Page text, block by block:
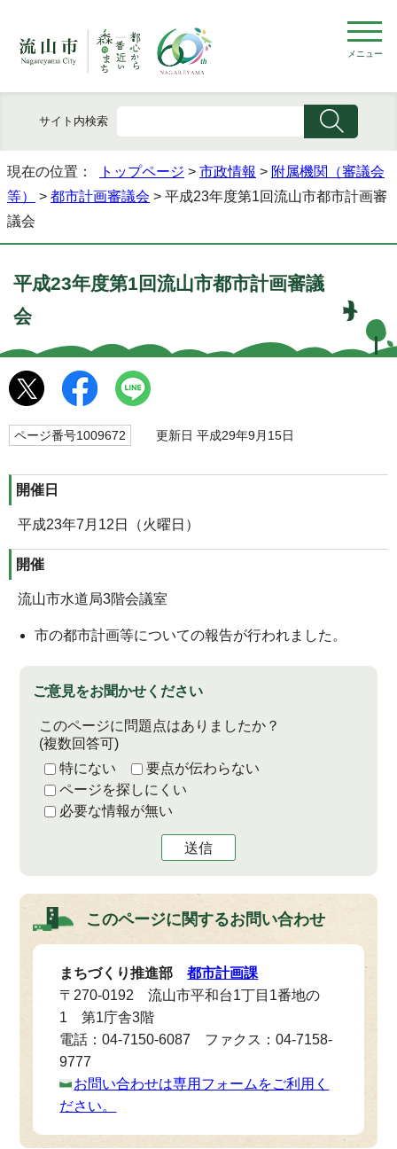
メニュー
サイト内検索
現在の位置： トップページ > 市政情報 > 附属機関（審議会
等）
> 都市計画審議会 > 平成23年度第1回流山市都市計画審
議会
平成23年度第1回流山市都市計画審議
会
ページ番号1009672 更新日 平成29年9月15日
開催日
平成23年7月12日（火曜日）
開催
流山市水道局3階会議室
市の都市計画等についての報告が行われました。
ご意見をお聞かせください
このページに問題点はありましたか？
(複数回答可)
特にない
要点が伝わらない
ページを探しにくい
必要な情報が無い
送信
このページに関するお問い合わせ
まちづくり推進部都市計画課
〒270-0192 流山市平和台1丁目1番地の
1 第1庁舎3階
電話：04-7150-6087 ファクス：04-7158-
9777
お問い合わせは専用フォームをご利用く
ださい。